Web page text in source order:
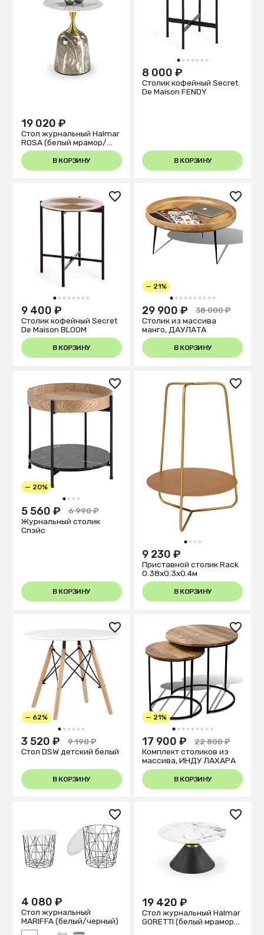
19 020 ₽
Стол журнальный Halmar
ROSA (белый мрамор/
серый мрамор/золотой)
В КОРЗИНУ
1 2 3 4 5 6 7
8 000 ₽
Столик кофейный Secret
De Maison FENDY
В КОРЗИНУ
1 2 3 4 5 6 7 8
9 400 ₽
Столик кофейный Secret
De Maison BLOOM
В КОРЗИНУ
1 2 3 4 5 6 7 8 9 10
— 21%
29 900 ₽
38 000 ₽
Столик из массива
манго, ДАУЛАТА
В КОРЗИНУ
1 2 3 4
— 20%
5 560 ₽
6 990 ₽
Журнальный столик
Спэйс
В КОРЗИНУ
1 2 3 4
9 230 ₽
Приставной столик Rack
0.38x0.3x0.4м
В КОРЗИНУ
1 2 3 4 5 6
— 62%
3 520 ₽
9 190 ₽
Стол DSW детский белый
В КОРЗИНУ
1 2 3 4 5 6 7 8 9
— 21%
17 900 ₽
22 800 ₽
Комплект столиков из
массива, ИНДУ ЛАХАРА
В КОРЗИНУ
4 080 ₽
Стол журнальный
MARIFFA (белый/черный)
19 420 ₽
Стол журнальный Halmar
GORETTI (белый мрамор/